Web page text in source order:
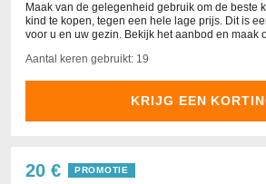
Maak van de gelegenheid gebruik om de beste
kind te kopen, tegen een hele lage prijs. Dit is
voor u en uw gezin. Bekijk het aanbod en maak
Aantal keren gebruikt: 19
KRIJG EEN
20 € PROMOTIE